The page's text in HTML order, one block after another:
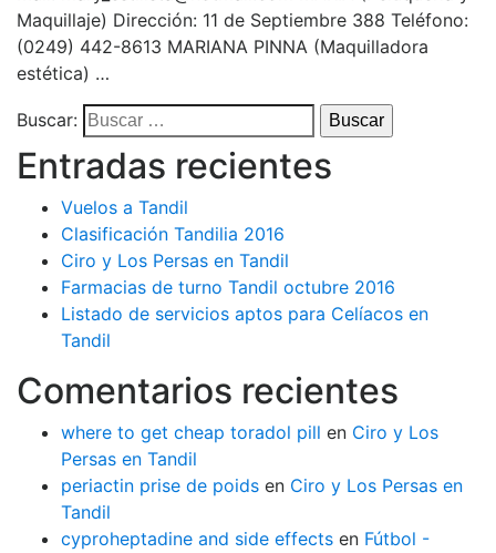
Maquillaje) Dirección: 11 de Septiembre 388 Teléfono:
(0249) 442-8613 MARIANA PINNA (Maquilladora
estética) …
Buscar:
Entradas recientes
Vuelos a Tandil
Clasificación Tandilia 2016
Ciro y Los Persas en Tandil
Farmacias de turno Tandil octubre 2016
Listado de servicios aptos para Celíacos en
Tandil
Comentarios recientes
where to get cheap toradol pill en Ciro y Los
Persas en Tandil
periactin prise de poids en Ciro y Los Persas en
Tandil
cyproheptadine and side effects en Fútbol -